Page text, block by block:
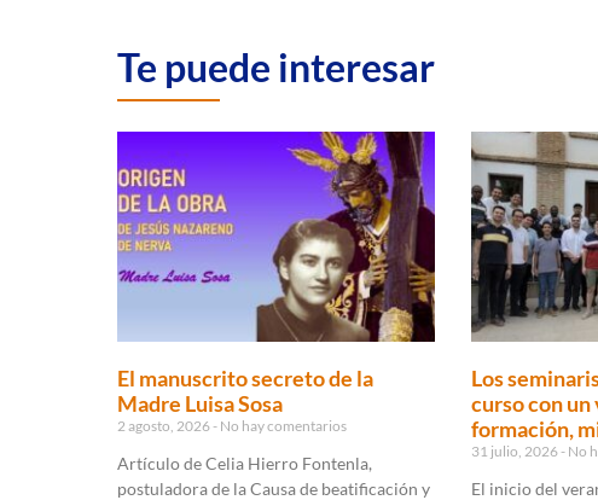
Te puede interesar
El manuscrito secreto de la
Madre Luisa Sosa
2 agosto, 2026 No hay comentarios
Artículo de Celia Hierro Fontenla,
postuladora de la Causa de beatificación y
Los
curso con un
formación,
31 julio, 2026 No
El inicio del